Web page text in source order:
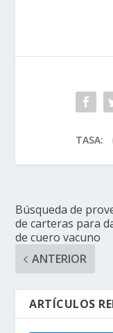
TASA:
Búsqueda de
de carteras para
de cuero vacuno
ANTERIOR
ARTÍCULOS